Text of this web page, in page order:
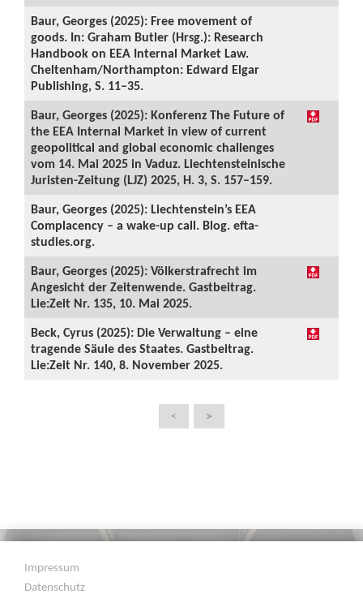
Baur, Georges (2025): Free movement of
goods. In: Graham Butler (Hrsg.): Research
Handbook on EEA Internal Market Law.
Cheltenham/Northampton: Edward Elgar
Publishing, S. 11–35.
Baur, Georges (2025): Konferenz The Future of
the EEA Internal Market in view of current
geopolitical and global economic challenges
vom 14. Mai 2025 in Vaduz. Liechtensteinische
Juristen-Zeitung (LJZ) 2025, H. 3, S. 157–159.
Baur, Georges (2025): Liechtenstein’s EEA
Complacency – a wake-up call. Blog. efta-
studies.org.
Baur, Georges (2025): Völkerstrafrecht im
Angesicht der Zeitenwende. Gastbeitrag.
Lie:Zeit Nr. 135, 10. Mai 2025.
Beck, Cyrus (2025): Die Verwaltung – eine
tragende Säule des Staates. Gastbeitrag.
Lie:Zeit Nr. 140, 8. November 2025.
< >
Impressum
Datenschutz